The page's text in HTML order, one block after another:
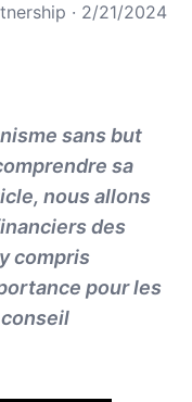
· 2/21/2024
sans but
sa
nous allons
des
compris
pour les